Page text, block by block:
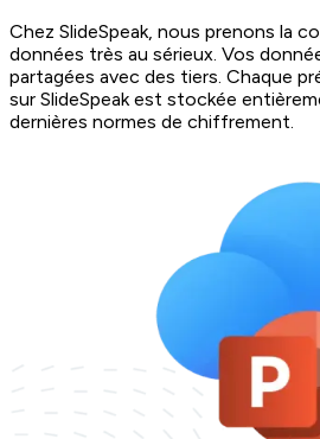
Chez SlideSpeak, nous prenons la
données très au sérieux. Vos
partagées avec des tiers. Chaque
sur SlideSpeak est stockée
dernières normes de chiffrement.